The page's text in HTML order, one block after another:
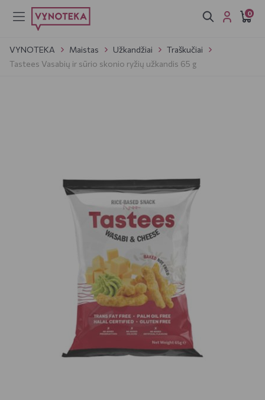
0
VYNOTEKA Maistas Užkandžiai
Traškučiai
Tastees Vasabių ir sūrio skonio ryžių užkandis 65 g